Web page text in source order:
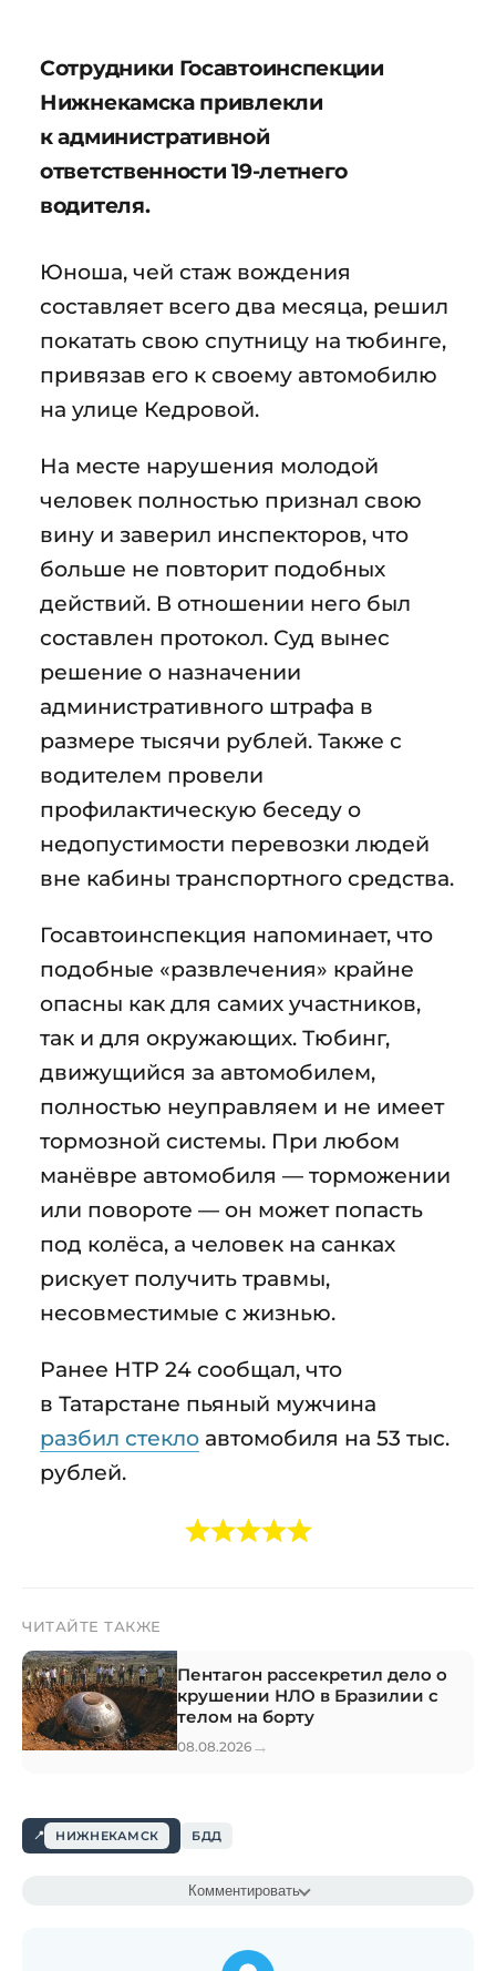
Сотрудники Госавтоинспекции
Нижнекамска привлекли
к административной
ответственности 19-летнего
водителя.
Юноша, чей стаж вождения
составляет всего два месяца, решил
покатать свою спутницу на тюбинге,
привязав его к своему автомобилю
на улице Кедровой.
На месте нарушения молодой
человек полностью признал свою
вину и заверил инспекторов, что
больше не повторит подобных
действий. В отношении него был
составлен протокол. Суд вынес
решение о назначении
административного штрафа в
размере тысячи рублей. Также с
водителем провели
профилактическую беседу о
недопустимости перевозки людей
вне кабины транспортного средства.
Госавтоинспекция напоминает, что
подобные «развлечения» крайне
опасны как для самих участников,
так и для окружающих. Тюбинг,
движущийся за автомобилем,
полностью неуправляем и не имеет
тормозной системы. При любом
манёвре автомобиля — торможении
или повороте — он может попасть
под колёса, а человек на санках
рискует получить травмы,
несовместимые с жизнью.
Ранее НТР 24 сообщал, что
в Татарстане пьяный мужчина
разбил стекло автомобиля на 53 тыс.
рублей.
ЧИТАЙТЕ ТАКЖЕ
Пентагон рассекретил дело о
крушении НЛО в Бразилии с
телом на борту
08.08.2026 →
НИЖНЕКАМСК БДД
Комментировать